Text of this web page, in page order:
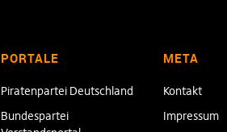
PORTALE
Piratenpartei Deutschland
Bundespartei
META
Kontakt
Impressum